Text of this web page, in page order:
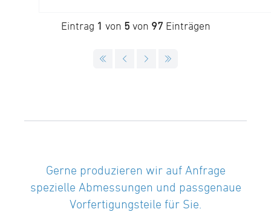
Eintrag 1 von 5 von 97 Einträgen
Gerne produzieren wir auf Anfrage
spezielle Abmessungen und passgenaue
Vorfertigungsteile für Sie.